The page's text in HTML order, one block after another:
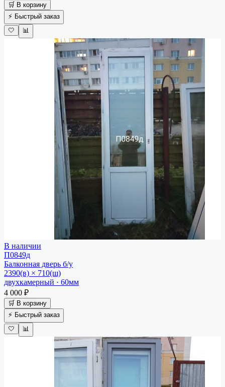
🛒 В корзину
⚡ Быстрый заказ
🤍
📊
В наличии
П0849д
Балконная дверь б/у
2390(в) × 710(ш)
двухкамерный · 60мм
4 000 ₽
🛒 В корзину
⚡ Быстрый заказ
🤍
📊